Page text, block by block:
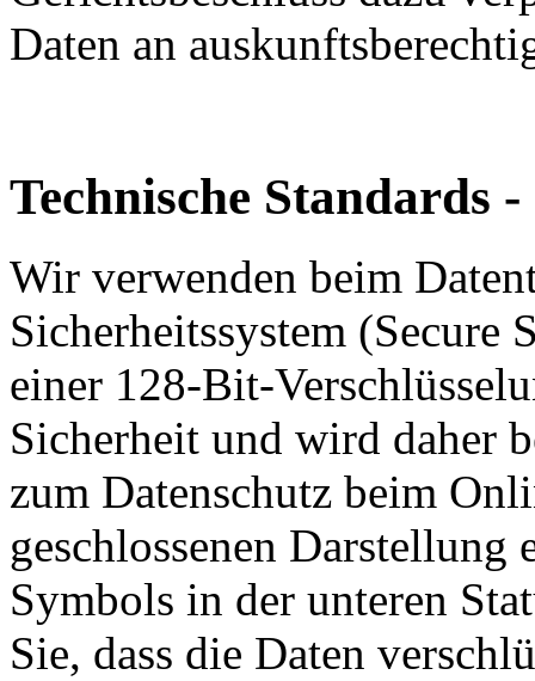
Daten an
Technische Standards
Wir verwenden beim
Sicherheitssystem
einer 128-Bit-
Sicherheit und wird daher
zum Datenschutz beim
geschlossenen Darstellung
Symbols in der unteren
Sie, dass die Daten